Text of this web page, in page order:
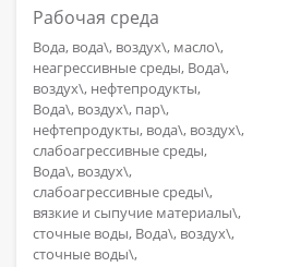
Рабочая среда
Вода, вода\, воздух\, масло\,
неагрессивные среды, Вода\,
воздух\, нефтепродукты,
Вода\, воздух\, пар\,
нефтепродукты, вода\, воздух\,
слабоагрессивные среды,
Вода\, воздух\,
слабоагрессивные среды\,
вязкие и сыпучие материалы\,
сточные воды, Вода\, воздух\,
сточные воды\,